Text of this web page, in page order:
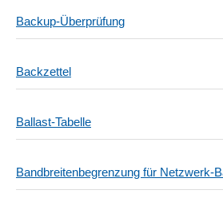
Backup-Überprüfung
Backzettel
Ballast-Tabelle
Bandbreitenbegrenzung für Netzwerk-